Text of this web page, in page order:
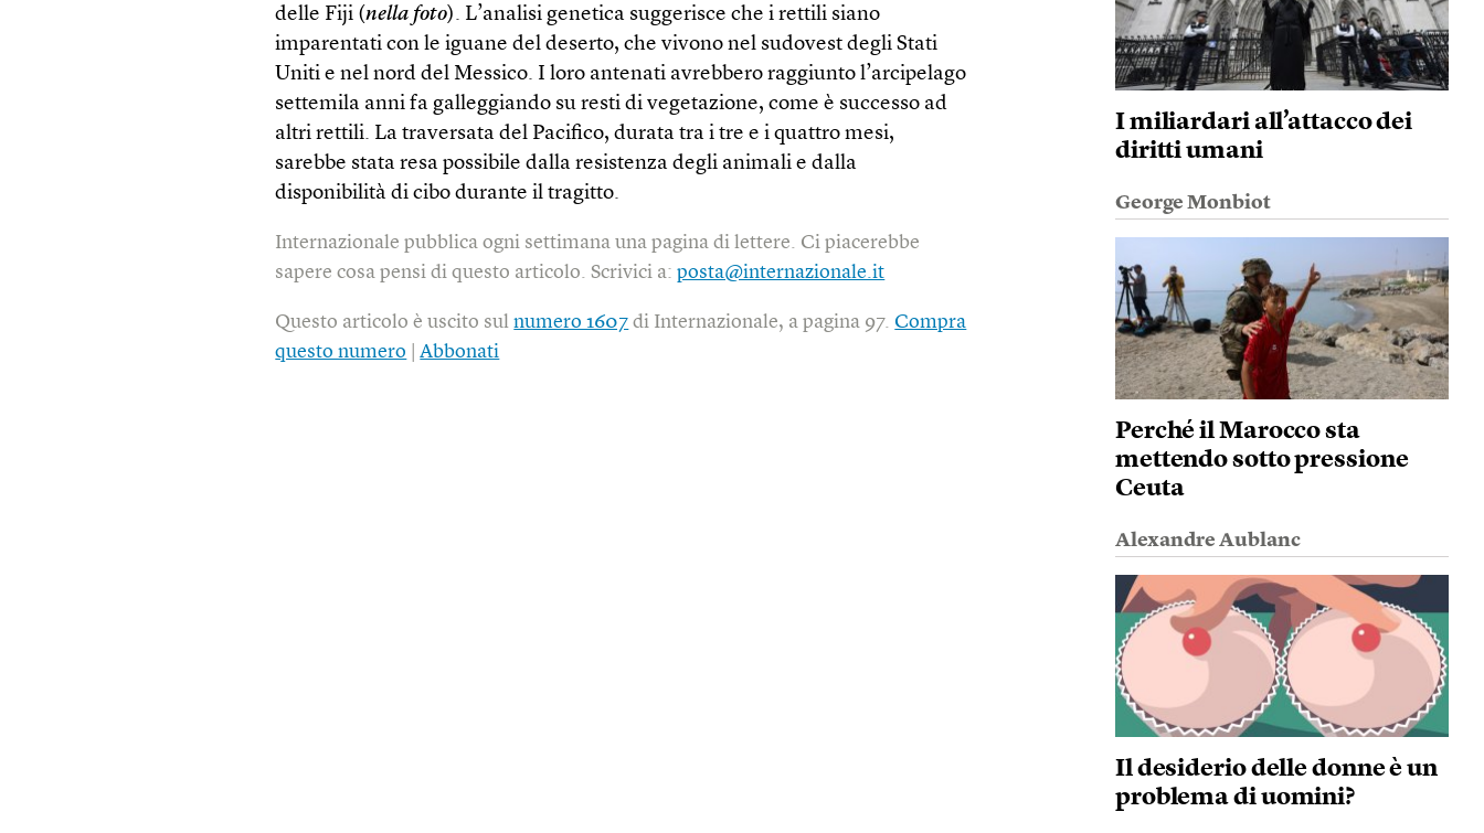
delle Fiji (nella foto). L’analisi genetica suggerisce che i rettili siano
imparentati con le iguane del deserto, che vivono nel sudovest degli Stati
Uniti e nel nord del Messico. I loro antenati avrebbero raggiunto l’arcipelago
settemila anni fa galleggiando su resti di vegetazione, come è successo ad
altri rettili. La traversata del Pacifico, durata tra i tre e i quattro mesi,
sarebbe stata resa possibile dalla resistenza degli animali e dalla
disponibilità di cibo durante il tragitto.
Internazionale pubblica ogni settimana una pagina di lettere. Ci piacerebbe
sapere cosa pensi di questo articolo. Scrivici a:posta@internazionale.it
Questo articolo è uscito sulnumero 1607 di Internazionale, a pagina 97.Compra
questo numero |Abbonati
I miliardari all’attacco dei
diritti umani
George Monbiot
Perché il Marocco sta
mettendo sotto pressione
Ceuta
Alexandre Aublanc
Il desiderio delle donne è un
problema di uomini?